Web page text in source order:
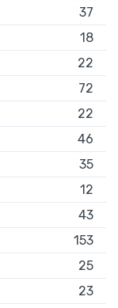
37
18
22
72
22
46
35
12
43
153
25
23